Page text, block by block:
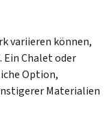
variieren können,
Chalet oder
Option,
Materialien